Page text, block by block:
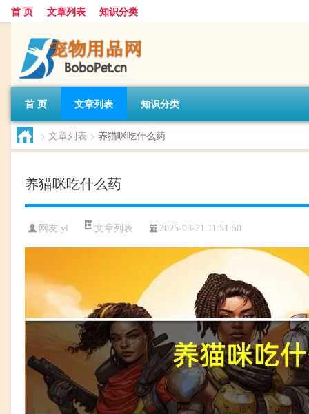
首 页 文章列表 知识分类
首 页 文章列表 知识分类
> 文章列表 > 养猫咪吃什么药
养猫咪吃什么药
网友:yl 文章列表 2025-03-21 11:51:50